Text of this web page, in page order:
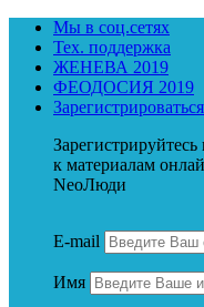
Мы в соц.сетях
Тех. поддержка
ЖЕНЕВА 2019
ФЕОДОСИЯ 2019
к материалам
NeoЛюди
E-mail
Имя